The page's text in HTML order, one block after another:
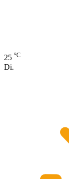
25 °C
Di.